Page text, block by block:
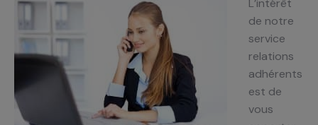
L’intérêt
de notre
service
relations
adhérents
est de
vous